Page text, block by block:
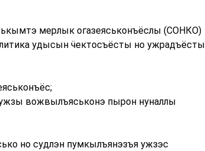
мерлык огазеяськонъёслы (СОНКО)
удысын ӵектосъёсты но ужрадъёсты
вожвылъяськонэ пырон нуналлы
но судлэн пумкылъянэзъя ужзэс